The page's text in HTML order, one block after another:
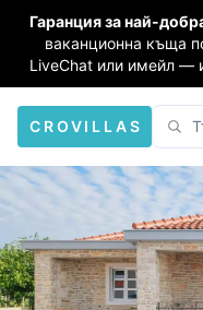
Гаранция за най-
ваканционна къща
LiveChat или имейл —
CROVILLAS